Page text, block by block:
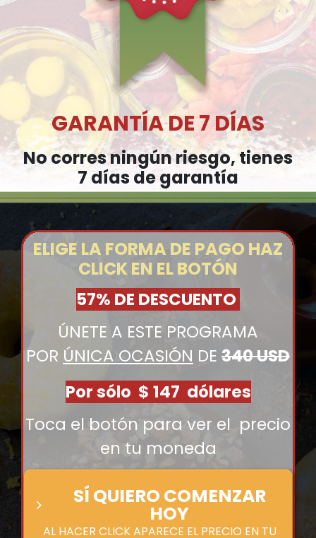
GARANTÍA DE 7 DÍAS
No corres ningún riesgo, tienes
7 días de garantía
ELIGE LA FORMA DE PAGO HAZ
CLICK EN EL BOTÓN
57% DE DESCUENTO
ÚNETE A ESTE PROGRAMA
POR ÚNICA OCASIÓN DE 340 USD
Por sólo $ 147 dólares
Toca el botón para ver el precio
en tu moneda
SÍ QUIERO COMENZAR
HOY
AL HACER CLICK APARECE EL PRECIO EN TU